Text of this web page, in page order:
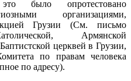
было опротестовано
организациями,
Грузии (См. письмо
Армянской
церквей в Грузии,
по правам человека
по адресу).